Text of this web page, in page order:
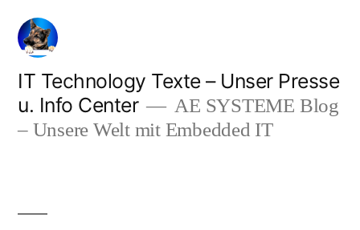
Zum
Inhalt
springen
IT Technology Texte – Unser Presse
u. Info Center
AE SYSTEME Blog
– Unsere Welt mit Embedded IT